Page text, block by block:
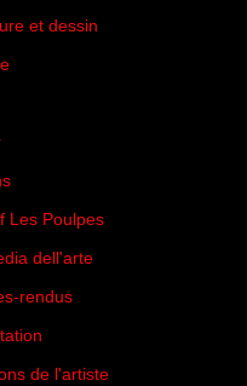
et dessin
Les Poulpes
dell'arte
rendus
de l'artiste